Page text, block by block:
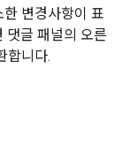
변경사항이 표
댓글 패널의 오른
합니다.